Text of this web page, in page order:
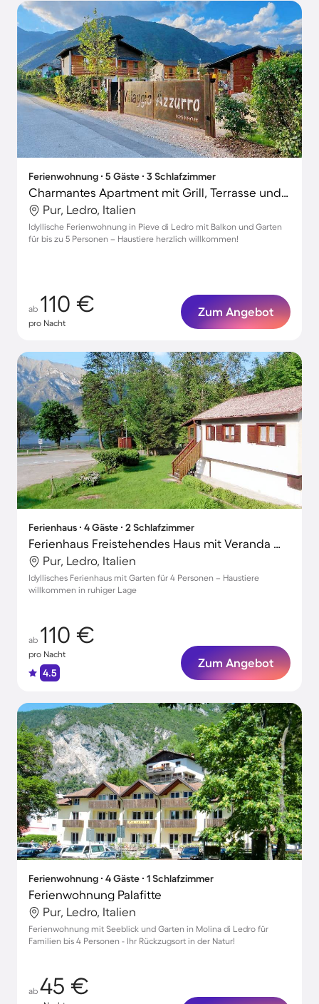
Ferienwohnung ∙ 5 Gäste ∙ 3 Schlafzimmer
Charmantes Apartment mit Grill, Terrasse und Garten | Hunde erlaubt
Pur, Ledro, Italien
Idyllische Ferienwohnung in Pieve di Ledro mit Balkon und Garten
für bis zu 5 Personen – Haustiere herzlich willkommen!
ab 110 €
pro Nacht
Zum Angebot
Ferienhaus ∙ 4 Gäste ∙ 2 Schlafzimmer
Ferienhaus Freistehendes Haus mit Veranda mit Seeblick
Pur, Ledro, Italien
Idyllisches Ferienhaus mit Garten für 4 Personen – Haustiere
willkommen in ruhiger Lage
ab 110 €
pro Nacht
4.5
Zum Angebot
Ferienwohnung ∙ 4 Gäste ∙ 1 Schlafzimmer
Ferienwohnung Palafitte
Pur, Ledro, Italien
Ferienwohnung mit Seeblick und Garten in Molina di Ledro für
Familien bis 4 Personen - Ihr Rückzugsort in der Natur!
ab 45 €